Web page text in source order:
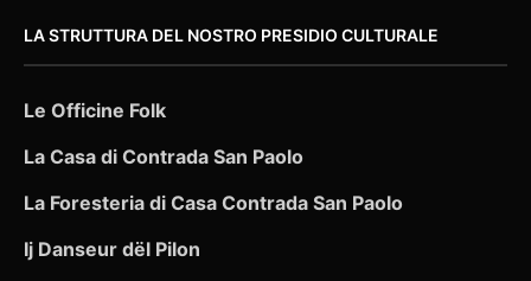
LA STRUTTURA DEL NOSTRO PRESIDIO CULTURALE
Le Officine Folk
La Casa di Contrada San Paolo
La Foresteria di Casa Contrada San Paolo
Ij Danseur dël Pilon